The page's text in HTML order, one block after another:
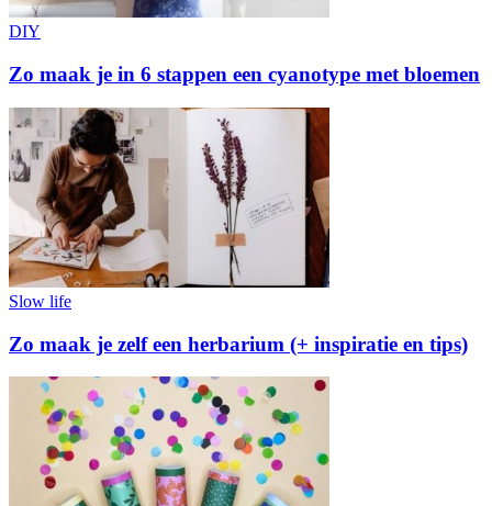
DIY
Zo maak je in 6 stappen een cyanotype met bloemen
Slow life
Zo maak je zelf een herbarium (+ inspiratie en tips)